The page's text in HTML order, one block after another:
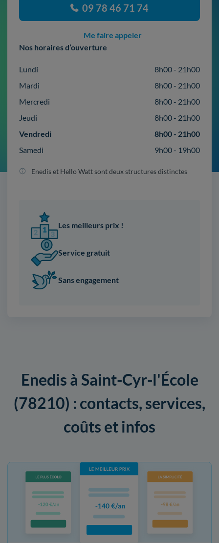
09 78 46 71 74
Me faire appeler
Nos horaires d’ouverture
Lundi
8h00 - 21h00
Mardi
8h00 - 21h00
Mercredi
8h00 - 21h00
Jeudi
8h00 - 21h00
Vendredi
8h00 - 21h00
Samedi
9h00 - 19h00
Enedis et Hello Watt sont deux structures distinctes
Les meilleurs prix !
Service gratuit
Sans engagement
Enedis à Saint-Cyr-l'École
(78210) : contacts, services,
coûts et infos